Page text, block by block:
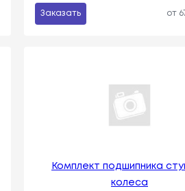
Заказать от
Комплект подшипника
колеса